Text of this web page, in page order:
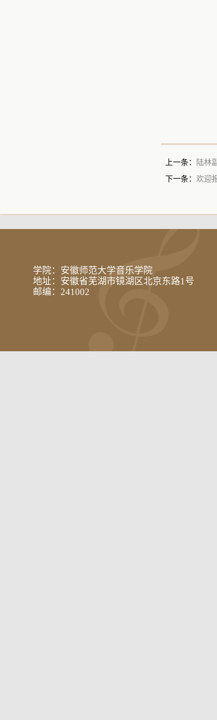
上一条：
陆林
下一条： 欢迎
学院：安徽师范大学音乐学院
地址：安徽省芜湖市镜湖区北京东路1号
邮编：241002